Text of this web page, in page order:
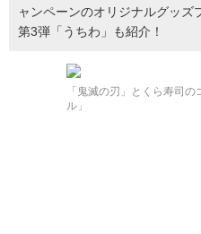
ャンペーンのオリジナルグッ
第3弾「うちわ」も紹介！
「鬼滅の刃」とくら寿司
ル」